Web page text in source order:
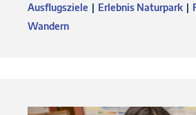
Ausflugsziele Erlebnis Naturpark
Wandern